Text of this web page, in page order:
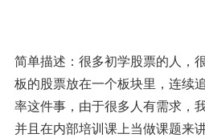
简单描述：很多初学股票的人，
板的股票放在一个板块里，连续
率这件事，由于很多人有需求，
并且在内部培训课上当做课题来